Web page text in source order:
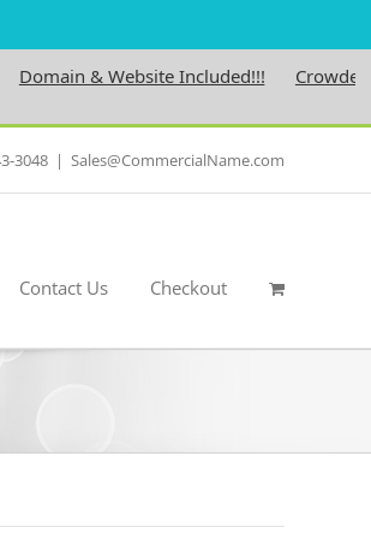
& Website Included!!!
3048 | Sales@CommercialName.com
Contact Us Checkout